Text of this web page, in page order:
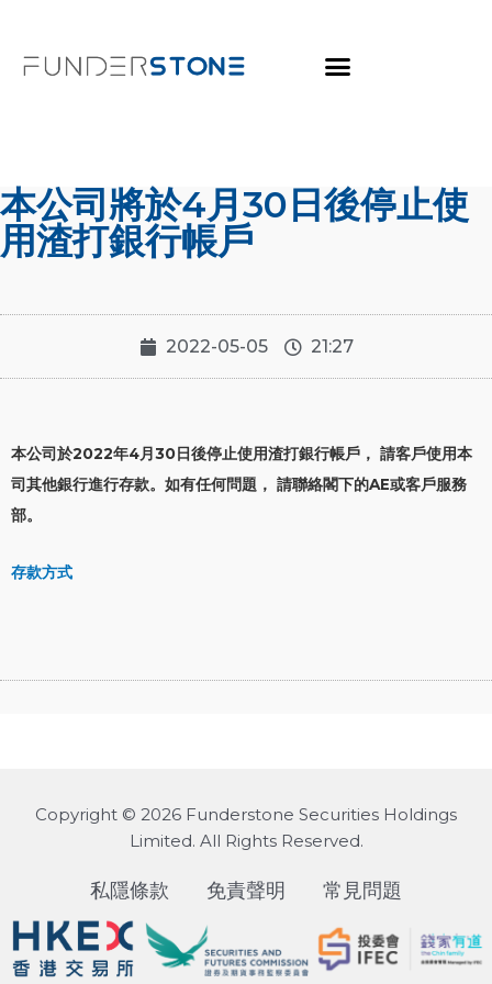
本公司將於4月30日後停止使
用渣打銀行帳戶
2022-05-05 21:27
本公司於2022年4月30日後停止使用渣打銀行帳戶， 請客戶使用本
司其他銀行進行存款。如有任何問題， 請聯絡閣下的AE或客戶服務
部。
存款方式
Copyright © 2026 Funderstone Securities Holdings
Limited. All Rights Reserved.
私隱條款 免責聲明 常見問題